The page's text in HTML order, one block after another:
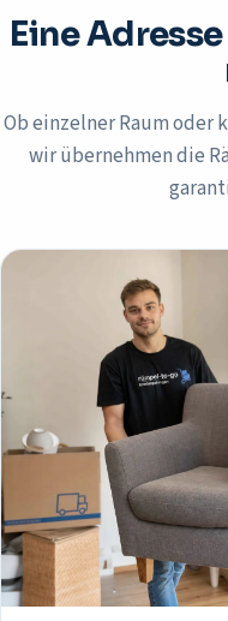
Eine
Ob einzelner Raum oder
wir übernehmen die